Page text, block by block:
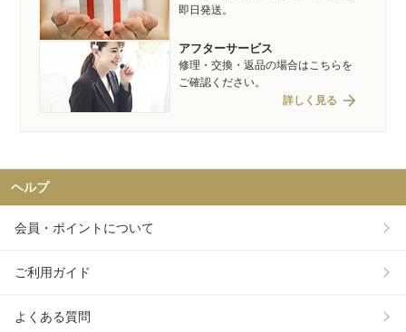
即日発送。
アフターサービス
修理・交換・返品の場合はこちらを
ご確認ください。
詳しく見る arrow_forward
ヘルプ
会員・ポイントについて
ご利用ガイド
よくある質問